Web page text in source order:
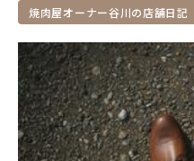
焼肉屋オーナー谷川の店舗日記